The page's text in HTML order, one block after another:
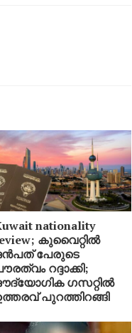
nationality
കുവൈറ്റിൽ
പേരുടെ
റദ്ദാക്കി;
ഗസറ്റിൽ
പുറത്തിറങ്ങി